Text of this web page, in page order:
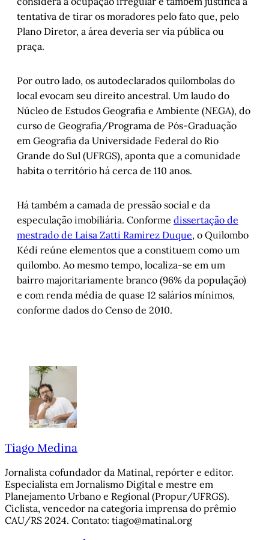
tentativa de tirar os moradores pelo fato que, pelo
Plano Diretor, a área deveria ser via pública ou
praça.
Por outro lado, os autodeclarados quilombolas do
local evocam seu direito ancestral. Um laudo do
Núcleo de Estudos Geografia e Ambiente (NEGA), do
curso de Geografia/Programa de Pós-Graduação
em Geografia da Universidade Federal do Rio
Grande do Sul (UFRGS), aponta que a comunidade
habita o território há cerca de 110 anos.
Há também a camada de pressão social e da
especulação imobiliária. Conforme dissertação de
mestrado de Laisa Zatti Ramirez Duque, o Quilombo
Kédi reúne elementos que a constituem como um
quilombo. Ao mesmo tempo, localiza-se em um
bairro majoritariamente branco (96% da população)
e com renda média de quase 12 salários mínimos,
conforme dados do Censo de 2010.
Tiago Medina
Jornalista cofundador da Matinal, repórter e editor.
Especialista em Jornalismo Digital e mestre em
Planejamento Urbano e Regional (Propur/UFRGS).
Ciclista, vencedor na categoria imprensa do prêmio
CAU/RS 2024. Contato: tiago@matinal.org